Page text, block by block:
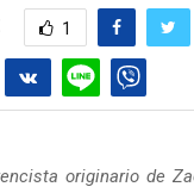
1
originario de